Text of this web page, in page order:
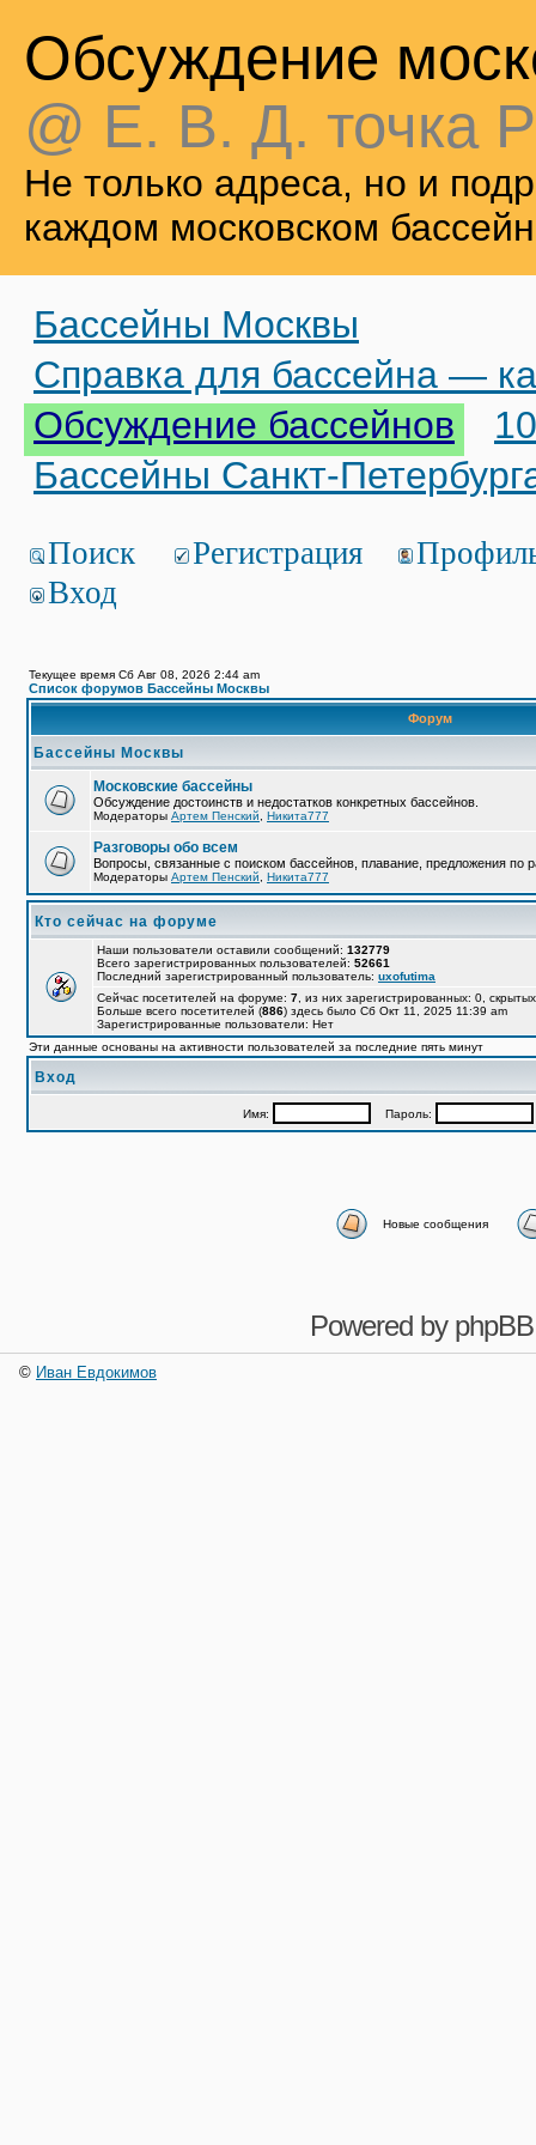
Обсуждение
@ Е. В. Д. точка
Не только адреса, но и
каждом московском
Бассейны Москвы
Справка для бассейна —
Обсуждение бассейнов
Бассейны Санкт-
Поиск Регистрация
Вход
Текущее время Сб Авг 08, 2026 2:44 am
Список форумов Бассейны Москвы
Форум
Бассейны Москвы
Московские бассейны
Обсуждение достоинств и недостатков конкретных бассейнов.
Модераторы Артем Пенский Никита777
Разговоры обо всем
Вопросы, связанные с поиском бассейнов, плавание, предложения по
Модераторы Артем Пенский Никита777
Кто сейчас на форуме
Наши пользователи оставили сообщений: 132779
Всего зарегистрированных пользователей: 52661
Последний зарегистрированный пользователь: uxofutima
Сейчас посетителей на форуме: 7 , из них зарегистрированных: 0,
Больше всего посетителей (886) здесь было Сб Окт 11, 2025 11:39 am
Зарегистрированные пользователи: Нет
Эти данные основаны на активности пользователей за последние пять минут
Вход
Имя: Пароль:
Новые сообщения
Powered by phpBB
© Иван Евдокимов